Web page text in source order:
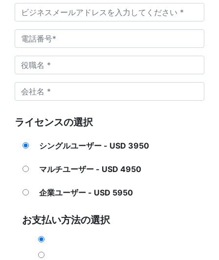
ライセンスの選択
シングルユーザー - USD 3950
マルチユーザー - USD 4950
企業ユーザー - USD 5950
お支払い方法の選択